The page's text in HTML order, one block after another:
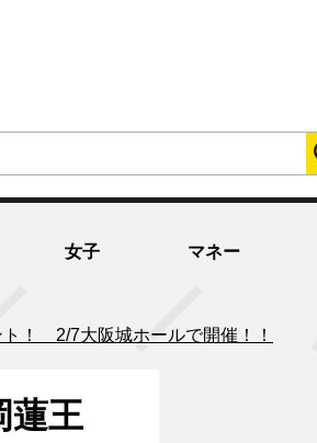
女子 マネー
！ 2/7大阪城ホールで開催！！
蓮王